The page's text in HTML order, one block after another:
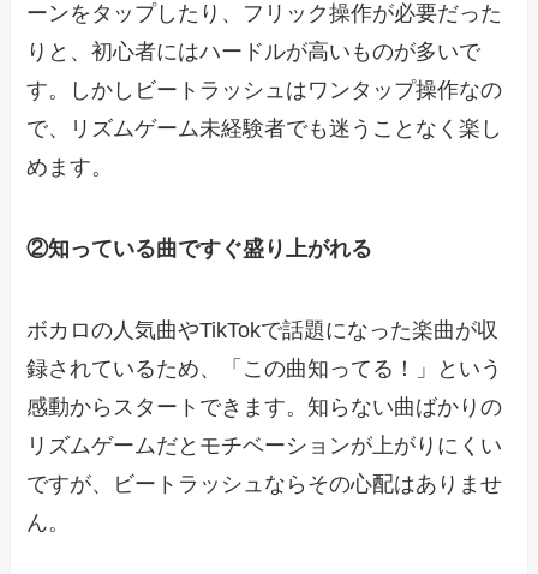
ーンをタップしたり、フリック操作が必要だった
りと、初心者にはハードルが高いものが多いで
す。しかしビートラッシュはワンタップ操作なの
で、リズムゲーム未経験者でも迷うことなく楽し
めます。
②知っている曲ですぐ盛り上がれる
ボカロの人気曲やTikTokで話題になった楽曲が収
録されているため、「この曲知ってる！」という
感動からスタートできます。知らない曲ばかりの
リズムゲームだとモチベーションが上がりにくい
ですが、ビートラッシュならその心配はありませ
ん。